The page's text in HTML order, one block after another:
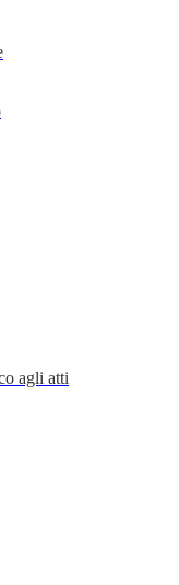
agli atti